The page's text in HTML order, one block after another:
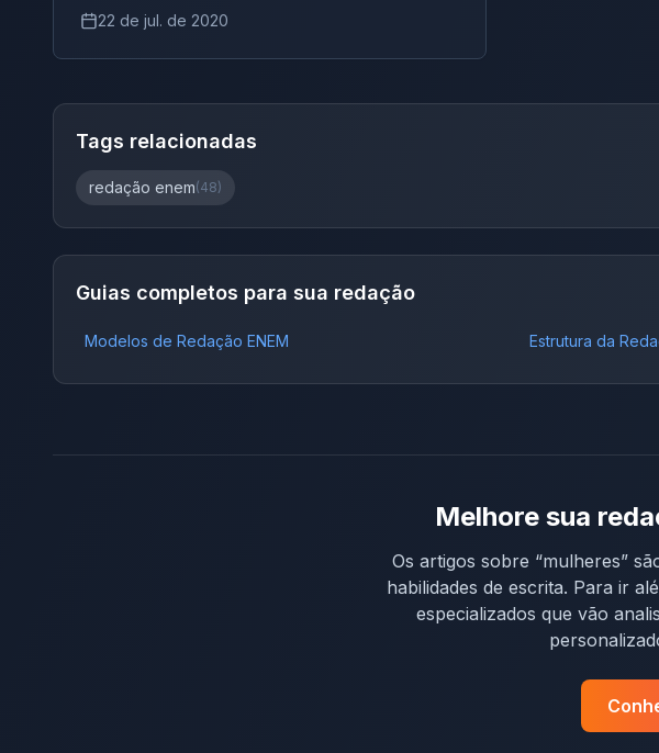
22 de jul. de 2020
Tags relacionadas
redação enem(48)
Guias completos para sua redação
Modelos de Redação ENEM Estrutura da
Melhore sua
Os artigos sobre “mulheres”
habilidades de escrita. Para ir
especializados que vão